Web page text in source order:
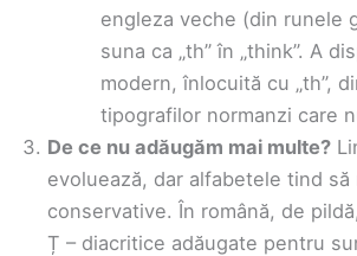
engleza veche (din runele
suna ca „th” în „think”. A
modern, înlocuită cu „th”,
tipografilor normanzi care
De ce nu adăugăm mai multe?
evoluează, dar alfabetele tind să
conservative. În română, de
Ț – diacritice adăugate pentru